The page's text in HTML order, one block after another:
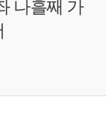
나흘째 가